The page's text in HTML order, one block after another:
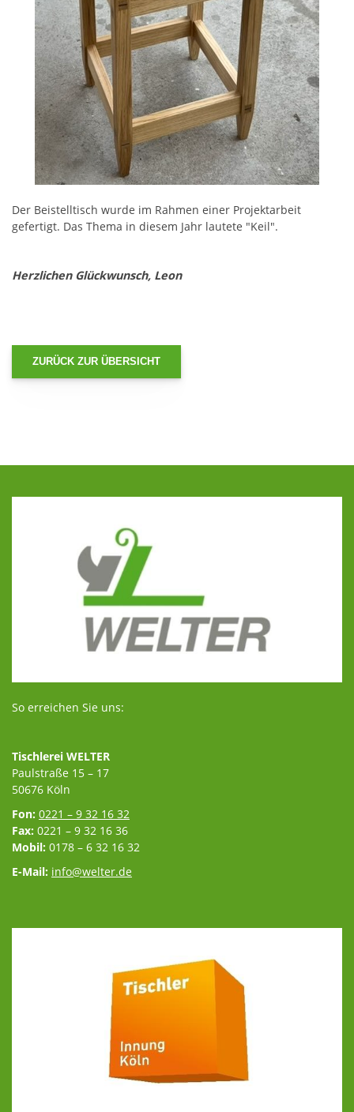
Der Beistelltisch wurde im Rahmen einer Projektarbeit
gefertigt. Das Thema in diesem Jahr lautete "Keil".
Herzlichen Glückwunsch, Leon
ZURÜCK ZUR ÜBERSICHT
So erreichen Sie uns:
Tischlerei WELTER
Paulstraße 15 – 17
50676 Köln
Fon: 0221 – 9 32 16 32
Fax: 0221 – 9 32 16 36
Mobil: 0178 – 6 32 16 32
E-Mail: info@welter.de